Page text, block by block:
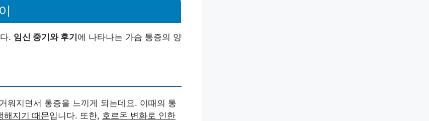
. 임신 중기와 후기에 나타나는 가슴 통증의 양
워지면서 통증을 느끼게 되는데요. 이때의 통
해지기 때문입니다. 또한, 호르몬 변화로 인한